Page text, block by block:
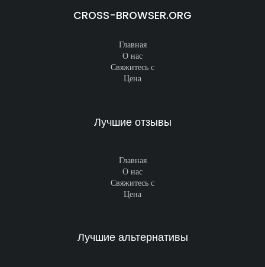
CROSS-BROWSER.ORG
Главная
О нас
Свяжитесь с
Цена
Лучшие отзывы
Главная
О нас
Свяжитесь с
Цена
Лучшие альтернативы